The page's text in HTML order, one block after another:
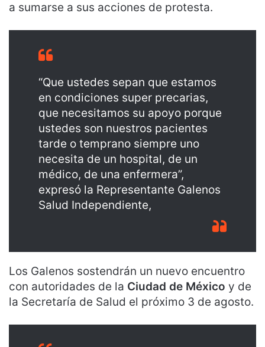
a sumarse a sus acciones de protesta.
“Que ustedes sepan que estamos
en condiciones super precarias,
que necesitamos su apoyo porque
ustedes son nuestros pacientes
tarde o temprano siempre uno
necesita de un hospital, de un
médico, de una enfermera”,
expresó la Representante Galenos
Salud Independiente,
Los Galenos sostendrán un nuevo encuentro
con autoridades de la Ciudad de México y de
la Secretaría de Salud el próximo 3 de agosto.